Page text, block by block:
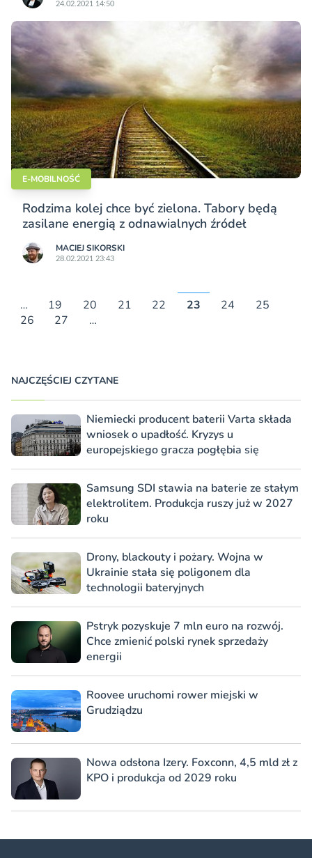
24.02.2021 14:50
E-MOBILNOŚĆ
Rodzima kolej chce być zielona. Tabory będą
zasilane energią z odnawialnych źródeł
MACIEJ SIKORSKI
28.02.2021 23:43
… 19 20 21 22 23 24
25
26
27 …
NAJCZĘŚCIEJ CZYTANE
Niemiecki producent baterii Varta składa
wniosek o upadłość. Kryzys u
europejskiego gracza pogłębia się
Samsung SDI stawia na baterie ze stałym
elektrolitem. Produkcja ruszy już w 2027
roku
Drony, blackouty i pożary. Wojna w
Ukrainie stała się poligonem dla
technologii bateryjnych
Pstryk pozyskuje 7 mln euro na rozwój.
Chce zmienić polski rynek sprzedaży
energii
Roovee uruchomi rower miejski w
Grudziądzu
Nowa odsłona Izery. Foxconn, 4,5 mld zł z
KPO i produkcja od 2029 roku